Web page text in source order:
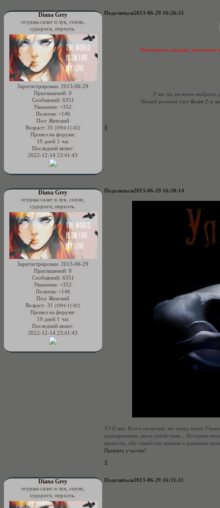
Поделиться2013-06-29 16:26:51
Diana Grey
огурцы салат и лук, сопли,
судороги, перхоть.
Зарегистрирован: 2013-06-29
Приглашений: 0
Сообщений: 6351
Уважение: +352
Позитив: +146
Пол: Женский
Возраст: 31[1994-11-02]
Провел на форуме:
19 дней 1 час
Последний визит:
2022-12-14 23:41:43
Некоторые говорят, что волки
У нас вы можете выбрать
Нашей ролевой уже более 2-х
0
Поделиться2013-06-29 16:30:14
Diana Grey
огурцы салат и лук, сопли,
судороги, перхоть.
Зарегистрирован: 2013-06-29
Приглашений: 0
Сообщений: 6351
Уважение: +352
Позитив: +146
Пол: Женский
Возраст: 31[1994-11-02]
Провел на форуме:
19 дней 1 час
Последний визит:
2022-12-14 23:41:43
XVII век. Всего несколько лет назад замок
одновременно двум семействам... Потерпев
крепость, оба семейства пришли к решению
Принять участие!
0
Поделиться2013-06-29 16:31:11
Diana Grey
огурцы салат и лук, сопли,
судороги, перхоть.